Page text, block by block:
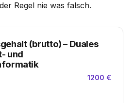
Regel nie was falsch.
(brutto)– Duales
und
1200 €